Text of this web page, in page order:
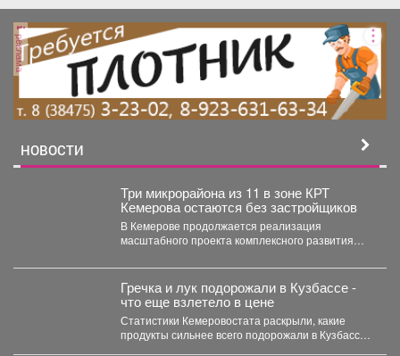
реклама
НОВОСТИ
Три микрорайона из 11 в зоне КРТ
Кемерова остаются без застройщиков
В Кемерове продолжается реализация
масштабного проекта комплексного развития
Гречка и лук подорожали в Кузбассе -
что еще взлетело в цене
Статистики Кемеровостата раскрыли, какие
продукты сильнее всего подорожали в Кузбассе